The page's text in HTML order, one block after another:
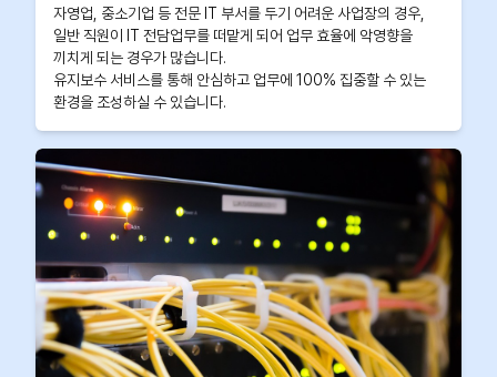
자영업, 중소기업 등 전문 IT 부서를 두기 어려운 사업장의 경우,
일반 직원이 IT 전담업무를 떠맡게 되어 업무 효율에 악영향을
끼치게 되는 경우가 많습니다.
유지보수 서비스를 통해 안심하고 업무에 100% 집중할 수 있는
환경을 조성하실 수 있습니다.